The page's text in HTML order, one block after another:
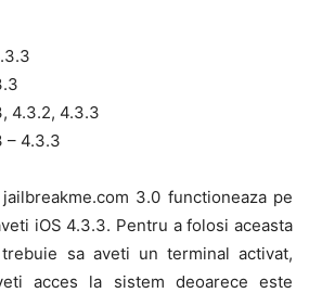
4.3.2, 4.3.3
– 4.3.3
3.0 functioneaza pe
iOS 4.3.3. Pentru a folosi aceasta
sa aveti un terminal activat,
acces la sistem deoarece este